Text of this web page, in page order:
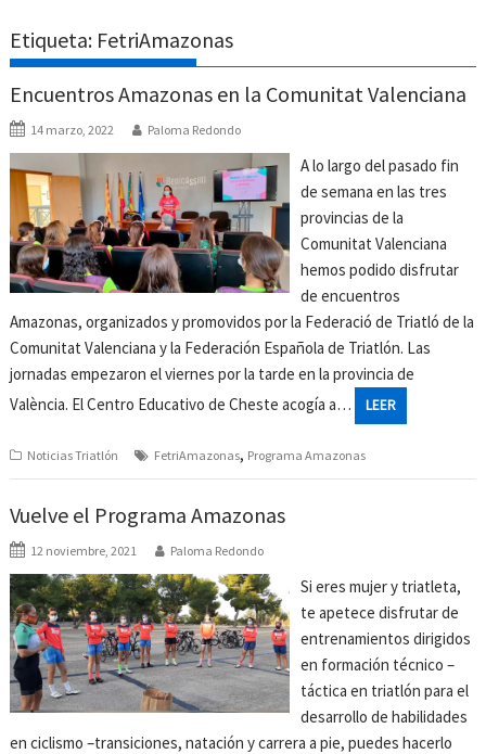
Etiqueta: FetriAmazonas
Encuentros Amazonas en la Comunitat Valenciana
14 marzo, 2022 Paloma Redondo
A lo largo del pasado fin
de semana en las tres
provincias de la
Comunitat Valenciana
hemos podido disfrutar
de encuentros
Amazonas, organizados y promovidos por la Federació de Triatló de la
Comunitat Valenciana y la Federación Española de Triatlón. Las
jornadas empezaron el viernes por la tarde en la provincia de
València. El Centro Educativo de Cheste acogía a…
LEER
Noticias Triatlón FetriAmazonas, Programa Amazonas
Vuelve el Programa Amazonas
12 noviembre, 2021 Paloma Redondo
Si eres mujer y triatleta,
te apetece disfrutar de
entrenamientos dirigidos
en formación técnico –
táctica en triatlón para el
desarrollo de habilidades
en ciclismo –transiciones, natación y carrera a pie, puedes hacerlo